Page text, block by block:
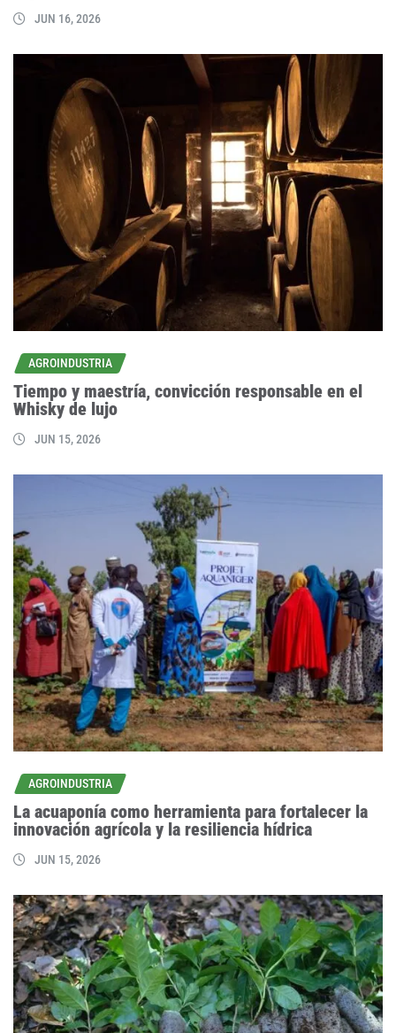
JUN 16, 2026
AGROINDUSTRIA
Tiempo y maestría, convicción responsable en el
Whisky de lujo
JUN 15, 2026
AGROINDUSTRIA
La acuaponía como herramienta para fortalecer la
innovación agrícola y la resiliencia hídrica
JUN 15, 2026